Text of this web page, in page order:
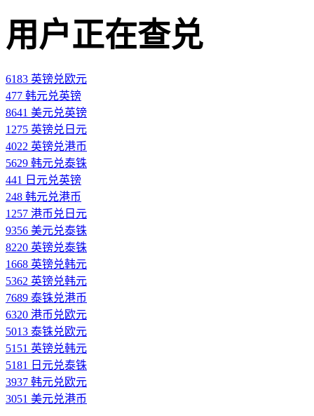
用户正在查兑
6183 英镑兑欧元
477 韩元兑英镑
8641 美元兑英镑
1275 英镑兑日元
4022 英镑兑港币
5629 韩元兑泰铢
441 日元兑英镑
248 韩元兑港币
1257 港币兑日元
9356 美元兑泰铢
8220 英镑兑泰铢
1668 英镑兑韩元
5362 英镑兑韩元
7689 泰铢兑港币
6320 港币兑欧元
5013 泰铢兑欧元
5151 英镑兑韩元
5181 日元兑泰铢
3937 韩元兑欧元
3051 美元兑港币